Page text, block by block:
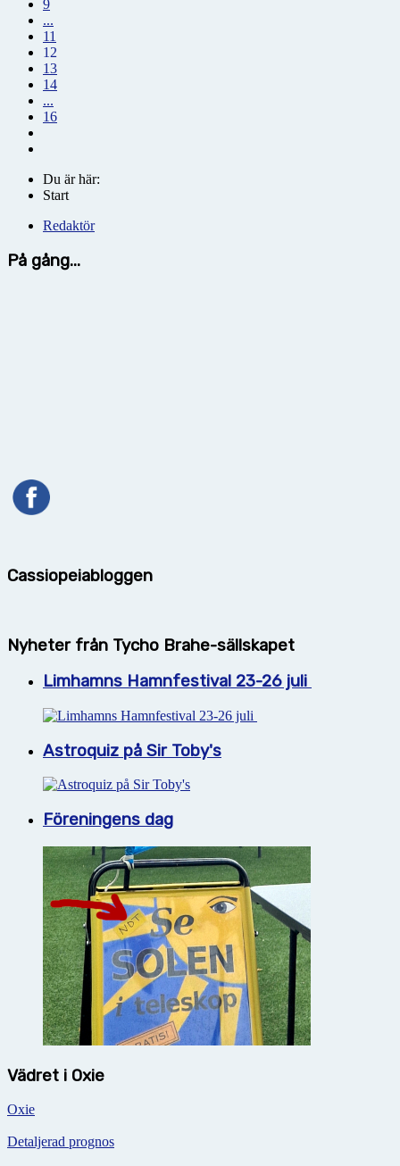
9
...
11
12
13
14
...
16
Du är här:
Start
Redaktör
På gång...
Cassiopeiabloggen
Nyheter från Tycho Brahe-sällskapet
Limhamns Hamnfestival 23-26 juli
Astroquiz på Sir Toby's
Föreningens dag
Vädret i Oxie
Oxie
Detaljerad prognos